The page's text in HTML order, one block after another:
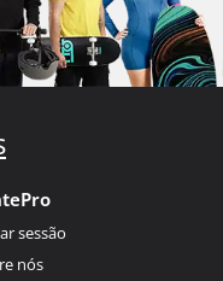
sessão
nós